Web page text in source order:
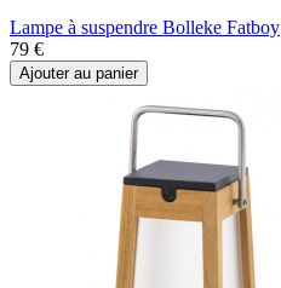
Lampe à suspendre Bolleke Fatboy
79 €
Ajouter au panier